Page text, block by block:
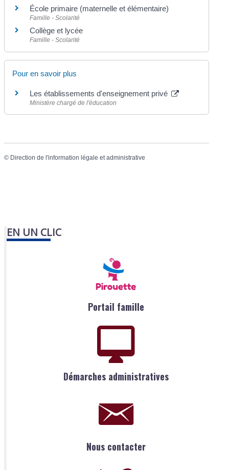
École primaire (maternelle et élémentaire)
Famille - Scolarité
Collège et lycée
Famille - Scolarité
Pour en savoir plus
Les établissements d'enseignement privé
Ministère chargé de l'éducation
© Direction de l'information légale et administrative
EN UN CLIC
Portail famille
Démarches administratives
Nous contacter